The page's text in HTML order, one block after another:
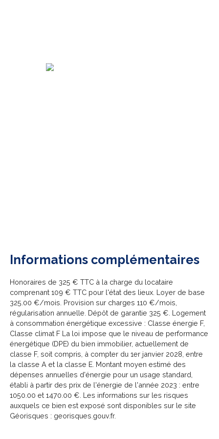
Informations complémentaires
Honoraires de 325 € TTC à la charge du locataire
comprenant 109 € TTC pour l'état des lieux. Loyer de base
325.00 €/mois. Provision sur charges 110 €/mois,
régularisation annuelle. Dépôt de garantie 325 €. Logement
à consommation énergétique excessive : Classe énergie F,
Classe climat F La loi impose que le niveau de performance
énergétique (DPE) du bien immobilier, actuellement de
classe F, soit compris, à compter du 1er janvier 2028, entre
la classe A et la classe E. Montant moyen estimé des
dépenses annuelles d'énergie pour un usage standard,
établi à partir des prix de l'énergie de l'année 2023 : entre
1050.00 et 1470.00 €. Les informations sur les risques
auxquels ce bien est exposé sont disponibles sur le site
Géorisques : georisques.gouv.fr.